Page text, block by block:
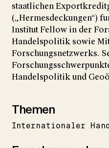
staatlichen
(„Hermesdeckungen“)
Institut Fellow in der
Handelspolitik sowie
Forschungsnetzwerks.
Handelspolitik und
Themen
Internationaler